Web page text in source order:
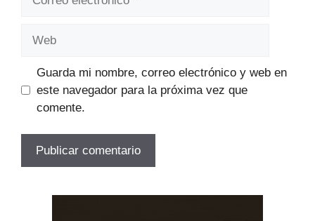
Guarda mi nombre, correo electrónico y web en
este navegador para la próxima vez que
comente.